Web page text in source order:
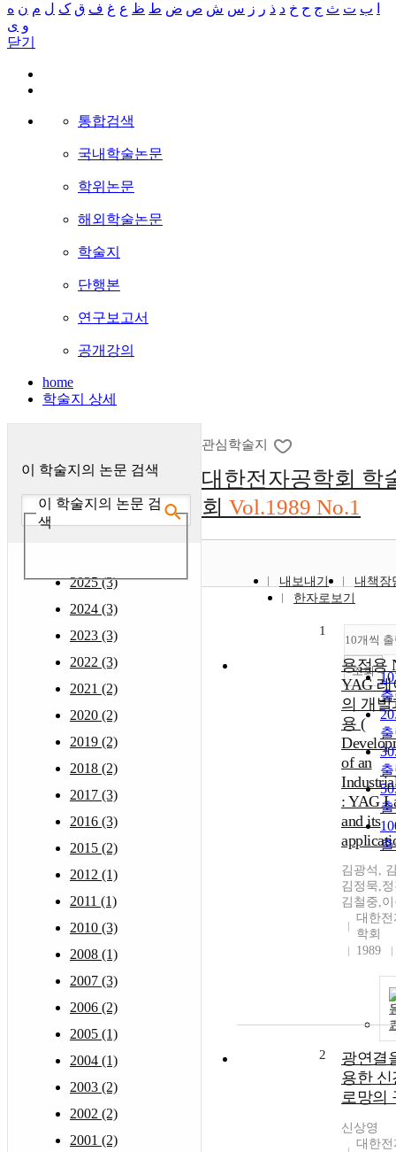
ب ت ث ج ح خ د ذ ر ز س ش ص ض ط ظ ع غ ف ق ک ل م ن ه
و ی
닫기
통합검색
국내학술논문
학위논문
해외학술논문
학술지
단행본
연구보고서
공개강의
home
학술지 상세
이 학술지의 논문 검색
이 학술지의 논문 검
색
2025 (3)
2024 (3)
2023 (3)
2022 (3)
2021 (2)
2020 (2)
2019 (2)
2018 (2)
2017 (3)
2016 (3)
2015 (2)
2012 (1)
2011 (1)
2010 (3)
2008 (1)
2007 (3)
2006 (2)
2005 (1)
2004 (1)
2003 (2)
2002 (2)
2001 (2)
관심학술지
대한전자공학회 학
회 Vol.1989 No.1
내보내기
내책장
한자로보기
10개씩
조회
1
용접용
YAG
의 개발
용 (
of an
: YAG
and its
김광석,
김정묵,
김철중,
대한전
학회
1989
2
광연결
용한 신
로망의
신상영
대한전